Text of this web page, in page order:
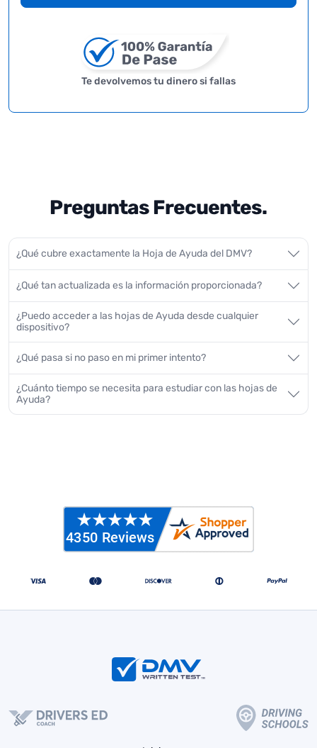
Te devolvemos tu dinero si fallas
Preguntas Frecuentes.
¿Qué cubre exactamente la Hoja de Ayuda del DMV?
¿Qué tan actualizada es la información proporcionada?
¿Puedo acceder a las hojas de Ayuda desde cualquier
dispositivo?
¿Qué pasa si no paso en mi primer intento?
¿Cuánto tiempo se necesita para estudiar con las hojas de
Ayuda?